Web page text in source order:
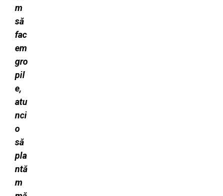
m
să
fac
em
gro
pil
e,
atu
nci
o
să
pla
ntă
m